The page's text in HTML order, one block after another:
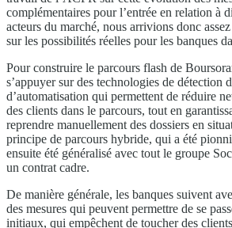
complémentaires pour l’entrée en relation à
acteurs du marché, nous arrivions donc
sur les possibilités réelles pour les banques
Pour construire le parcours flash de
s’appuyer sur des technologies de détection
d’automatisation qui permettent de réduire
des clients dans le parcours, tout en
reprendre manuellement des dossiers en
principe de parcours hybride, qui a été
ensuite été généralisé avec tout le groupe
un contrat cadre.
De manière générale, les banques suivent
des mesures qui peuvent permettre de se
initiaux, qui empêchent de toucher des